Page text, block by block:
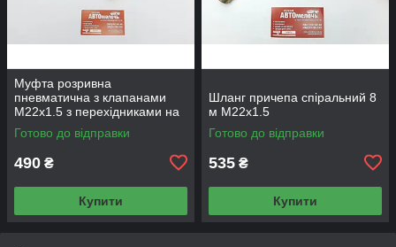
Муфта розривна
пневматична з клапанами
М22х1.5 з перехідниками на
М16x1.5
Готово до відправки
490 ₴
Купити
Шланг причепа спіральний 8
м М22x1.5
Готово до відправки
535 ₴
Купити